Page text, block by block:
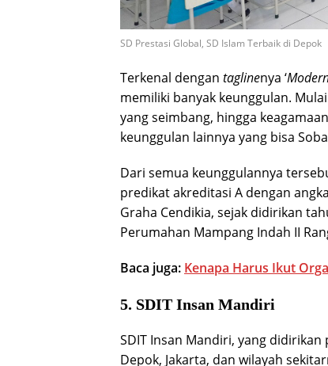
SD Prestasi Global, SD Islam Terbaik di Depok
Terkenal dengan taglinenya ‘
memiliki banyak keunggulan.
yang seimbang, hingga
keunggulan lainnya yang bisa
Dari semua keunggulannya
predikat akreditasi A dengan
Graha Cendikia, sejak didirikan
Perumahan Mampang Indah II
Baca juga: Kenapa Harus Ikut
5. SDIT Insan Mandiri
SDIT Insan Mandiri, yang
Depok, Jakarta, dan wilayah